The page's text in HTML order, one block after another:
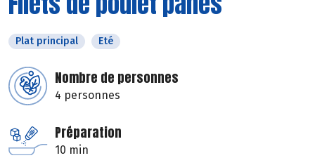
Plat principal Eté
Nombre de personnes
4 personnes
Préparation
10 min